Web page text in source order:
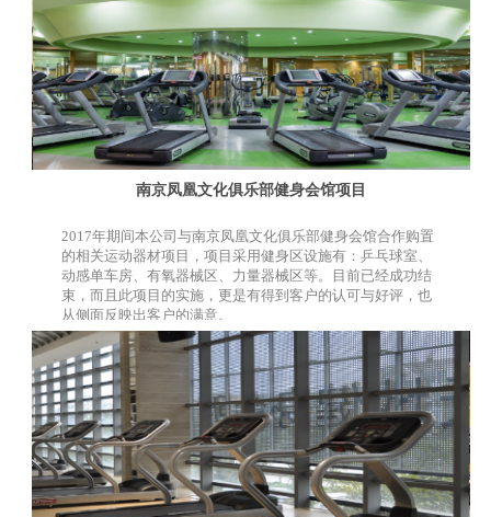
南京凤凰文化俱乐部健身会馆项目
2017年期间本公司与南京凤凰文化俱乐部健身会馆合作购置
的相关运动器材项目，项目采用健身区设施有：乒乓球室、
动感单车房、有氧器械区、力量器械区等。目前已经成功结
束，而且此项目的实施，更是有得到客户的认可与好评，也
从侧面反映出客户的满意。